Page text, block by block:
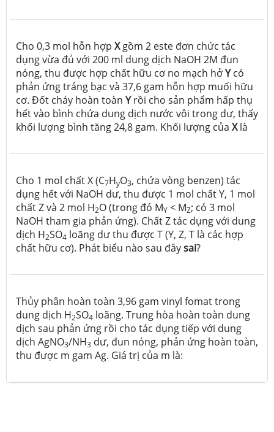
Cho 0,3 mol hỗn hợp Xgồm 2 este đơn chức tác
dụng vừa đủ với 200 ml dung dịch NaOH 2M đun
nóng, thu được hợp chất hữu cơ no mạch hởYcó
phản ứng tráng bạc và 37,6 gam hỗn hợp muối hữu
cơ. Đốt cháy hoàn toàn Yrồi cho sản phẩm hấp thụ
hết vào bình chứa dung dịch nước vôi trong dư, thấy
khối lượng bình tăng 24,8 gam. Khối lượng của Xlà
Cho 1 mol chất X (C7HyO3, chứa vòng benzen) tác
dụng hết với NaOH dư, thu được 1 mol chất Y, 1 mol
chất Z và 2 mol H2O (trong đó MY < MZ; có 3 mol
NaOH tham gia phản ứng). Chất Z tác dụng với dung
dịch H2SO4 loãng dư thu được T (Y, Z, T là các hợp
chất hữu cơ). Phát biểu nào sau đâysai?
Thủy phân hoàn toàn 3,96 gam vinyl fomat trong
dung dịch H2SO4 loãng. Trung hòa hoàn toàn dung
dịch sau phản ứng rồi cho tác dụng tiếp với dung
dịch AgNO3/NH3 dư, đun nóng, phản ứng hoàn toàn,
thu được m gam Ag. Giá trị của m là: